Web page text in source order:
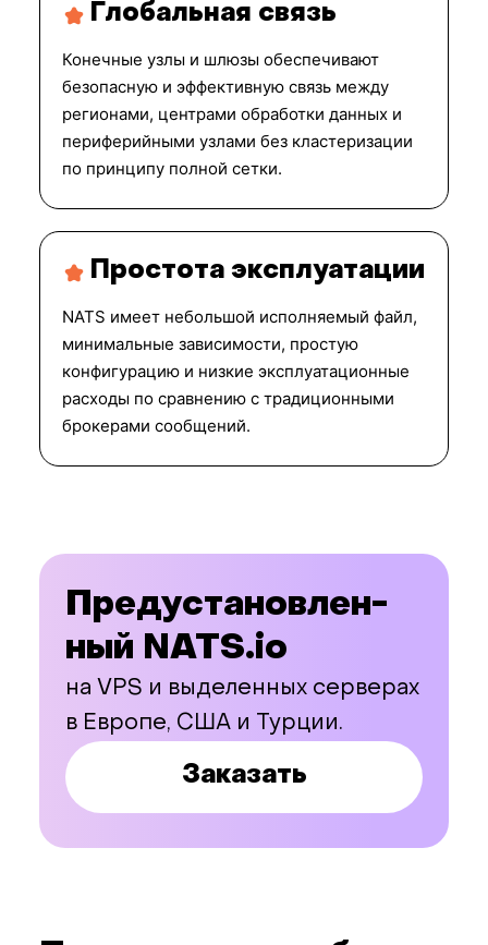
Глобальная связь
Конечные узлы и шлюзы обеспечивают
безопасную и эффективную связь между
регионами, центрами обработки данных и
периферийными узлами без кластеризации
по принципу полной сетки.
Простота эксплуатации
NATS имеет небольшой исполняемый файл,
минимальные зависимости, простую
конфигурацию и низкие эксплуатационные
расходы по сравнению с традиционными
брокерами сообщений.
Предуста­но­влен­
ный NATS.io
на VPS и выделенных серверах
в Европе, США и Турции.
Заказать